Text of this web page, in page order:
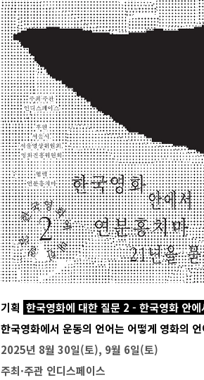
기획 한국영화에 대한 질문 2 - 한국영화 안
한국영화에서 운동의 언어는 어떻게 영화의
2025년 8월 30일(토), 9월 6일(토)
주최·주관 인디스페이스